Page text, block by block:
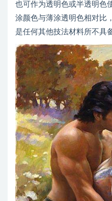
也可作为透明色或半透明色
涂颜色与薄涂透明色相对比
是任何其他技法材料所不具